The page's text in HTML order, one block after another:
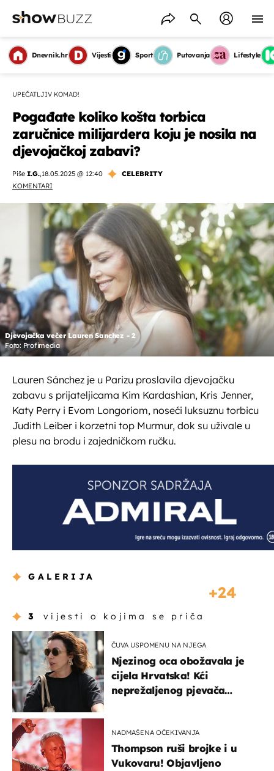
Dnevnik.hr Vijesti Sport Putovanja Lifestyle
UPEČATLJIV KOMAD!
Pogađate koliko košta torbica
zaručnice milijardera koju je nosila na
djevojačkoj zabavi?
Piše I.G.,18.05.2025 @ 12:40
CELEBRITY
KOMENTARI
Djevojačka večer Lauren Sanchez - 2
Foto: Profimedia
Lauren Sánchez je u Parizu proslavila djevojačku
zabavu s prijateljicama Kim Kardashian, Kris Jenner,
Katy Perry i Evom Longoriom, noseći luksuznu torbicu
Judith Leiber i korzetni top Murmur, dok su uživale u
plesu na brodu i zajedničkom ručku.
GALERIJA
24
3 vijesti o kojima se priča
ČUVA USPOMENU NA NJEGA
Njezinog oca obožavala je
cijela Hrvatska! Kći
neprežaljenog pjevača
NADMAŠENA OČEKIVANJA
Thompson ruši brojke i u
Vukovaru! Objavljeno
OMOGUĆI OBAVIJESTI